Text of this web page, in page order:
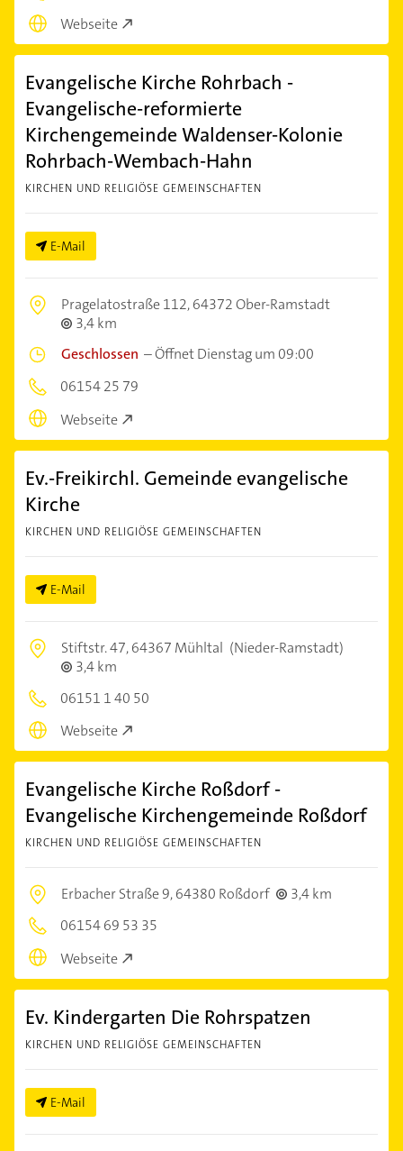
Webseite
Evangelische Kirche Rohrbach -
Evangelische-reformierte
Kirchengemeinde Waldenser-Kolonie
Rohrbach-Wembach-Hahn
KIRCHEN UND RELIGIÖSE GEMEINSCHAFTEN
E-Mail
Pragelatostraße 112,64372 Ober-Ramstadt
3,4 km
Geschlossen –Öffnet Dienstag um 09:00
06154 25 79
Webseite
Ev.-Freikirchl. Gemeinde evangelische
Kirche
KIRCHEN UND RELIGIÖSE GEMEINSCHAFTEN
E-Mail
Stiftstr. 47,64367 Mühltal (Nieder-Ramstadt)
3,4 km
06151 1 40 50
Webseite
Evangelische Kirche Roßdorf -
Evangelische Kirchengemeinde Roßdorf
KIRCHEN UND RELIGIÖSE GEMEINSCHAFTEN
Erbacher Straße 9,64380 Roßdorf
3,4 km
06154 69 53 35
Webseite
Ev. Kindergarten Die Rohrspatzen
KIRCHEN UND RELIGIÖSE GEMEINSCHAFTEN
E-Mail